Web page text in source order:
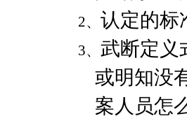
2、 认定的标
3、 武断定义
或明知没
案人员怎